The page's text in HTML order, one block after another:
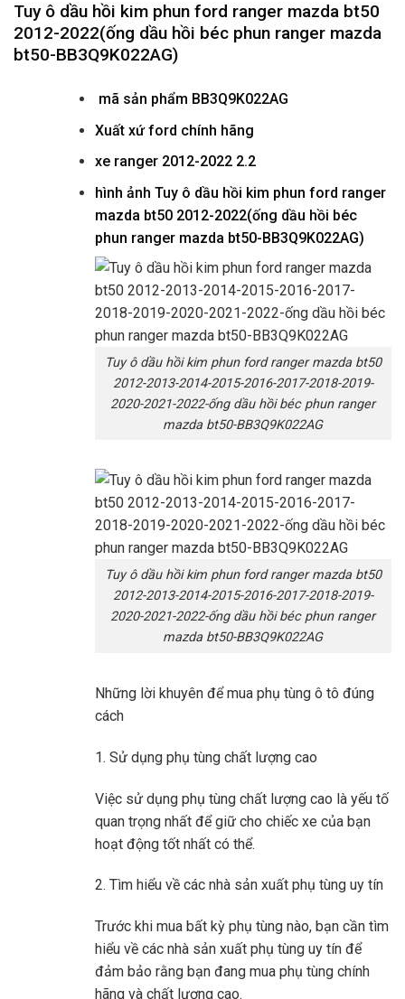
Tuy ô dầu hồi kim phun ford ranger mazda bt50
2012-2022(ống dầu hồi béc phun ranger mazda
bt50-BB3Q9K022AG)
mã sản phẩm BB3Q9K022AG
Xuất xứ ford chính hãng
xe ranger 2012-2022 2.2
hình ảnh Tuy ô dầu hồi kim phun ford ranger
mazda bt50 2012-2022(ống dầu hồi béc
phun ranger mazda bt50-BB3Q9K022AG)
Tuy ô dầu hồi kim phun ford ranger mazda bt50
2012-2013-2014-2015-2016-2017-2018-2019-
2020-2021-2022-ống dầu hồi béc phun ranger
mazda bt50-BB3Q9K022AG
Tuy ô dầu hồi kim phun ford ranger mazda bt50
2012-2013-2014-2015-2016-2017-2018-2019-
2020-2021-2022-ống dầu hồi béc phun ranger
mazda bt50-BB3Q9K022AG
Những lời khuyên để mua phụ tùng ô tô đúng
cách
1. Sử dụng phụ tùng chất lượng cao
Việc sử dụng phụ tùng chất lượng cao là yếu tố
quan trọng nhất để giữ cho chiếc xe của bạn
hoạt động tốt nhất có thể.
2. Tìm hiểu về các nhà sản xuất phụ tùng uy tín
Trước khi mua bất kỳ phụ tùng nào, bạn cần tìm
hiểu về các nhà sản xuất phụ tùng uy tín để
đảm bảo rằng bạn đang mua phụ tùng chính
hãng và chất lượng cao.